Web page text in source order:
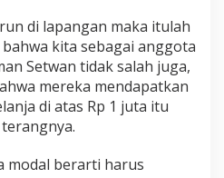
di lapangan maka itulah
kita sebagai anggota
Setwan tidak salah juga,
mereka mendapatkan
di atas Rp 1 juta itu
modal berarti harus